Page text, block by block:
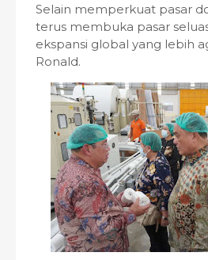
Selain memperkuat pasar
terus membuka pasar
ekspansi global yang lebih
Ronald.